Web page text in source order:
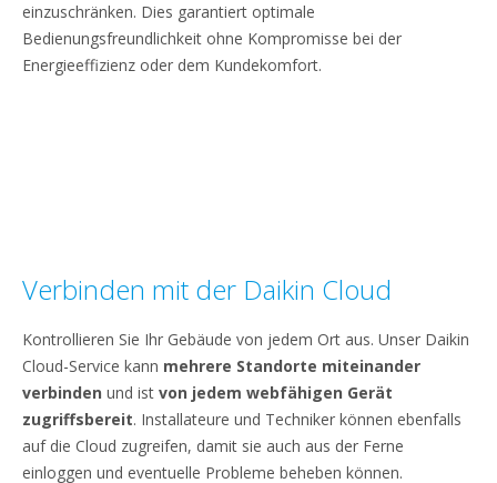
einzuschränken. Dies garantiert optimale
Bedienungsfreundlichkeit ohne Kompromisse bei der
Energieeffizienz oder dem Kundekomfort.
Verbinden mit der Daikin Cloud
Kontrollieren Sie Ihr Gebäude von jedem Ort aus. Unser Daikin
Cloud-Service kann mehrere Standorte miteinander
verbinden und ist von jedem webfähigen Gerät
zugriffsbereit. Installateure und Techniker können ebenfalls
auf die Cloud zugreifen, damit sie auch aus der Ferne
einloggen und eventuelle Probleme beheben können.